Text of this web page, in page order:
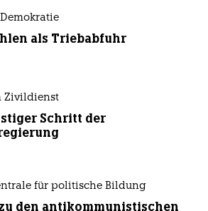
als Triebabfuhr
Zivildienst
Schritt der
für politische Bildung
den antikommunistischen